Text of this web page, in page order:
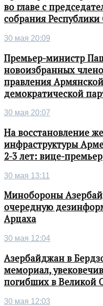
во главе с
собрания
30 мая 20:09
Премьер-министр
новоизбранных
правления
демократической
30 мая 20:07
На восстановление
инфраструктуры
2-3 лет: вице-премьер
30 мая 13:11
Минобороны
очередную
Арцаха
30 мая 12:04
Азербайджан в
мемориал,
погибших в Великой
30 мая 12:03